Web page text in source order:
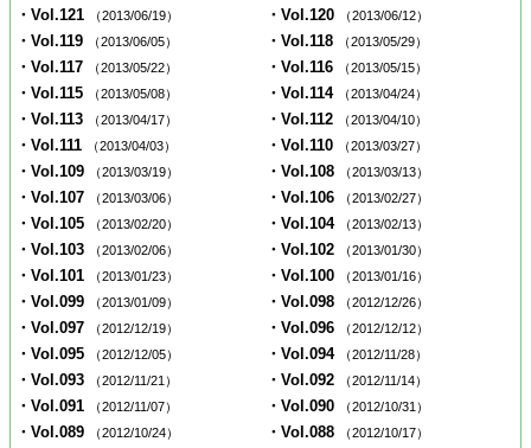
・Vol.121 （2013/06/19） ・Vol.120 （2013/06/12）
・Vol.119 （2013/06/05） ・Vol.118 （2013/05/29）
・Vol.117 （2013/05/22） ・Vol.116 （2013/05/15）
・Vol.115 （2013/05/08） ・Vol.114 （2013/04/24）
・Vol.113 （2013/04/17） ・Vol.112 （2013/04/10）
・Vol.111 （2013/04/03） ・Vol.110 （2013/03/27）
・Vol.109 （2013/03/19） ・Vol.108 （2013/03/13）
・Vol.107 （2013/03/06） ・Vol.106 （2013/02/27）
・Vol.105 （2013/02/20） ・Vol.104 （2013/02/13）
・Vol.103 （2013/02/06） ・Vol.102 （2013/01/30）
・Vol.101 （2013/01/23） ・Vol.100 （2013/01/16）
・Vol.099 （2013/01/09） ・Vol.098 （2012/12/26）
・Vol.097 （2012/12/19） ・Vol.096 （2012/12/12）
・Vol.095 （2012/12/05） ・Vol.094 （2012/11/28）
・Vol.093 （2012/11/21） ・Vol.092 （2012/11/14）
・Vol.091 （2012/11/07） ・Vol.090 （2012/10/31）
・Vol.089 （2012/10/24） ・Vol.088 （2012/10/17）